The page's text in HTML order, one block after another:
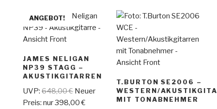
ANGEBOT!
JAMES NELIGAN
NP39 STAGG –
AKUSTIKGITARREN
UVP: 648,00€ Neuer
Preis: nur398,00€
T.BURTON SE2006 –
WESTERN/
MIT TONABNEHMER